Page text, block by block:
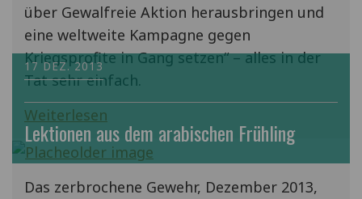
über Gewalfreie Aktion herausbringen und
eine weltweite Kampagne gegen
Kriegsprofite in Gang setzen“ – alles in der
Tat sehr einfach.
Weiterlesen
17 DEZ. 2013
Lektionen aus dem arabischen Frühling
Das zerbrochene Gewehr, Dezember 2013,